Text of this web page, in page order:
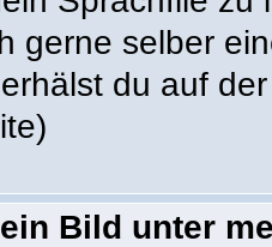
gerne selber
du auf
Bild unter